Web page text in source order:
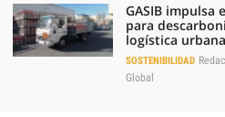
GASIB impulsa
para
logística urbana
SOSTENIBILIDAD
Global